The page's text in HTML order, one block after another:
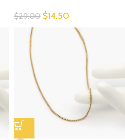
$29.00 $14.50